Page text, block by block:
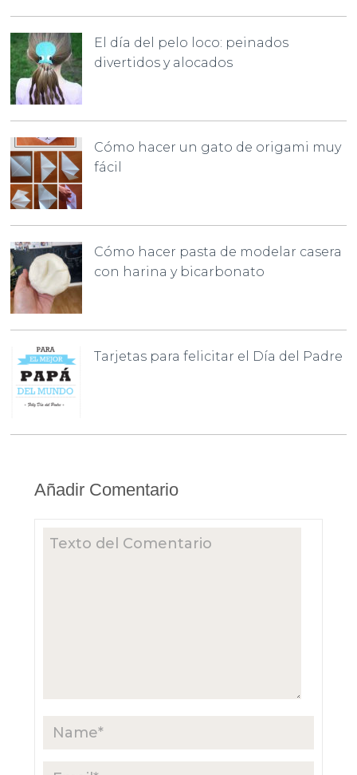
El día del pelo loco: peinados
divertidos y alocados
Cómo hacer un gato de origami muy
fácil
Cómo hacer pasta de modelar casera
con harina y bicarbonato
Tarjetas para felicitar el Día del Padre
Añadir Comentario